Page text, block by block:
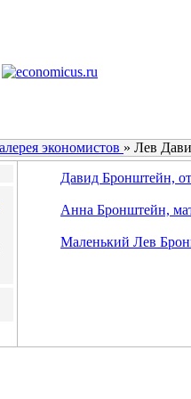
экономистов » Лев
Давид Бронштейн,
Анна Бронштейн,
Маленький Лев